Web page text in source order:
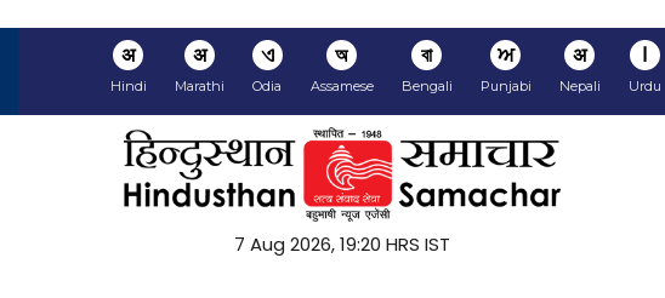
अ
Hindi
अ
Marathi
ଏ
Odia
অ
Assamese
বা
Bengali
ਅ
Punjabi
अ
Nepali
ا
Urdu
7 Aug 2026, 19:20 HRS IST